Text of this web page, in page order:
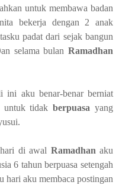
untuk membawa badan
bekerja dengan 2 anak
padat dari sejak bangun
selama bulan Ramadhan
ini aku benar-benar berniat
untuk tidakberpuasa yang
di awal Ramadhan aku
6 tahun berpuasa setengah
hari aku membaca postingan